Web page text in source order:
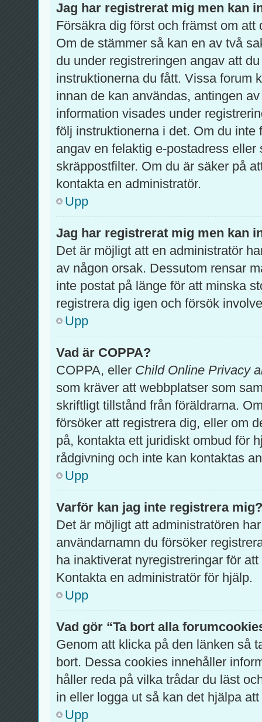
Jag har registrerat mig men kan
Försäkra dig först och främst om
Om de stämmer så kan en av två
du under registreringen angav att
instruktionerna du fått. Vissa forum
innan de kan användas, antingen
information visades under
följ instruktionerna i det. Om du
angav en felaktig e-postadress
skräppostfilter. Om du är säker på
kontakta en administratör.
Upp
Jag har registrerat mig men kan
Det är möjligt att en administratör
av någon orsak. Dessutom rensar
inte postat på länge för att minska
registrera dig igen och försök
Upp
Vad är COPPA?
COPPA, eller Child Online Privacy
som kräver att webbplatser som
skriftligt tillstånd från föräldrarna.
försöker att registrera dig, eller om
på, kontakta ett juridiskt ombud för
rådgivning och inte kan kontaktas
Upp
Varför kan jag inte registrera mig?
Det är möjligt att administratören
användarnamn du försöker
ha inaktiverat nyregistreringar för
Kontakta en administratör för hjälp.
Upp
Vad gör “Ta bort alla
Genom att klicka på den länken så
bort. Dessa cookies innehåller
håller reda på vilka trådar du läst
in eller logga ut så kan det hjälpa
Upp